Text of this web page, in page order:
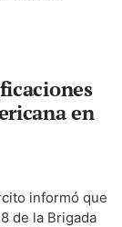
en
informó que
de la Brigada